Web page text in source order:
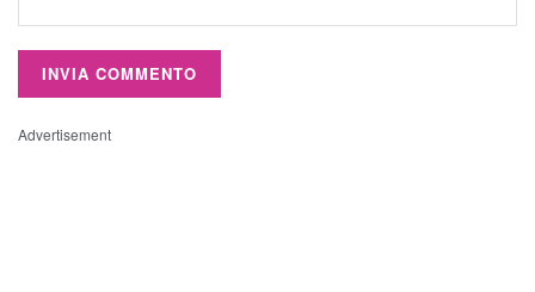
Advertisement